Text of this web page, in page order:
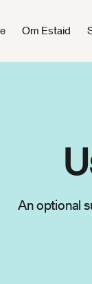
Om Estaid
An optional